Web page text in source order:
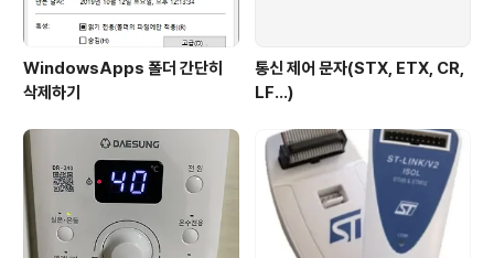
WindowsApps 폴더 간단히
삭제하기
통신 제어 문자(STX, ETX, CR,
LF...)